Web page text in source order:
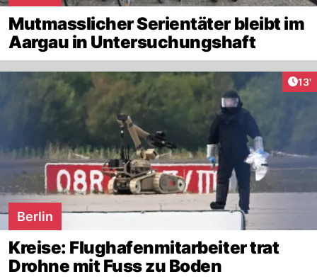
Mutmasslicher Serientäter bleibt im
Aargau in Untersuchungshaft
13'
Berlin
Kreise: Flughafenmitarbeiter trat
Drohne mit Fuss zu Boden